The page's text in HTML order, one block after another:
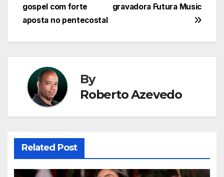
Post
gravadora Futura Music
gospel com forte
aposta no pentecostal
By
Roberto Azevedo
Related Post